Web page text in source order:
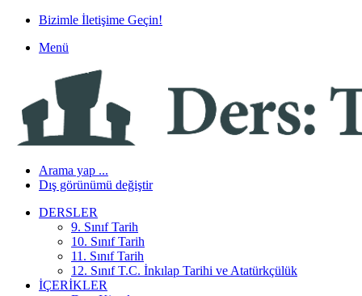
Bizimle İletişime Geçin!
Menü
Arama yap ...
Dış görünümü değiştir
DERSLER
9. Sınıf Tarih
10. Sınıf Tarih
11. Sınıf Tarih
12. Sınıf T.C. İnkılap Tarihi ve Atatürkçülük
İÇERIKLER